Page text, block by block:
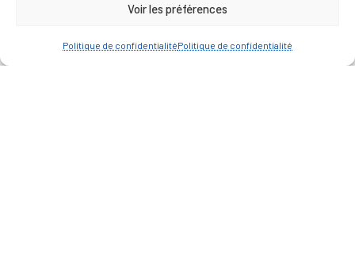
Voir les préférences
Politique de confidentialitéPolitique de confidentialité
— Faire une recherche